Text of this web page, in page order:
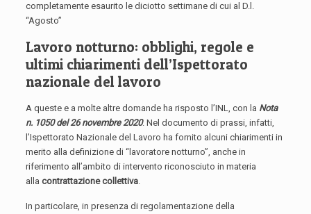
completamente esaurito le diciotto settimane di cui al D.l.
“Agosto”
Lavoro notturno: obblighi, regole e
ultimi chiarimenti dell’Ispettorato
nazionale del lavoro
A queste e a molte altre domande ha risposto l’INL, con la Nota
n. 1050 del 26 novembre 2020. Nel documento di prassi, infatti,
l’Ispettorato Nazionale del Lavoro ha fornito alcuni chiarimenti in
merito alla definizione di “lavoratore notturno”, anche in
riferimento all’ambito di intervento riconosciuto in materia
allacontrattazione collettiva.
In particolare, in presenza di regolamentazione della